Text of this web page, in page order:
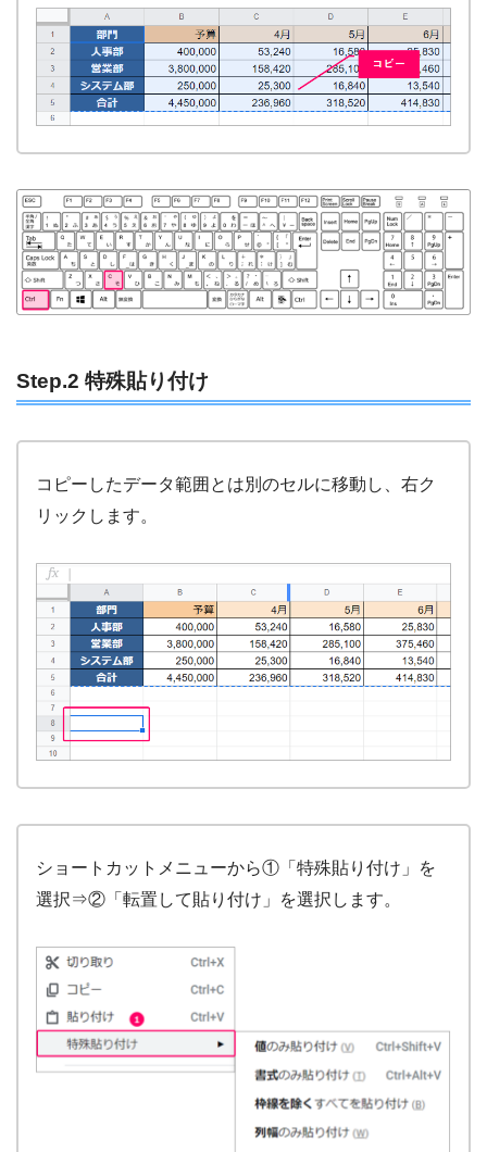
Step.2 特殊貼り付け
コピーしたデータ範囲とは別のセルに移動し、右ク
リックします。
ショートカットメニューから①「特殊貼り付け」を
選択⇒②「転置して貼り付け」を選択します。